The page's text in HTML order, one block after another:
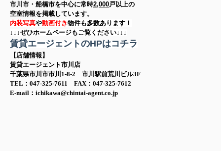
市川市・船橋市を中心に常時2,000戸以上の
空室情報を掲載しています。
内装写真や動画付き物件も多数あります！
↓↓↓ぜひホームページもご覧ください↓↓↓
賃貸エージェントのHPはコチラ
【店舗情報】
賃貸エージェント市川店
千葉県市川市市川1-8-2 市川駅前荒川ビル3F
TEL：047-325-7611 FAX：047-325-7612
E-mail：ichikawa@chintai-agent.co.jp